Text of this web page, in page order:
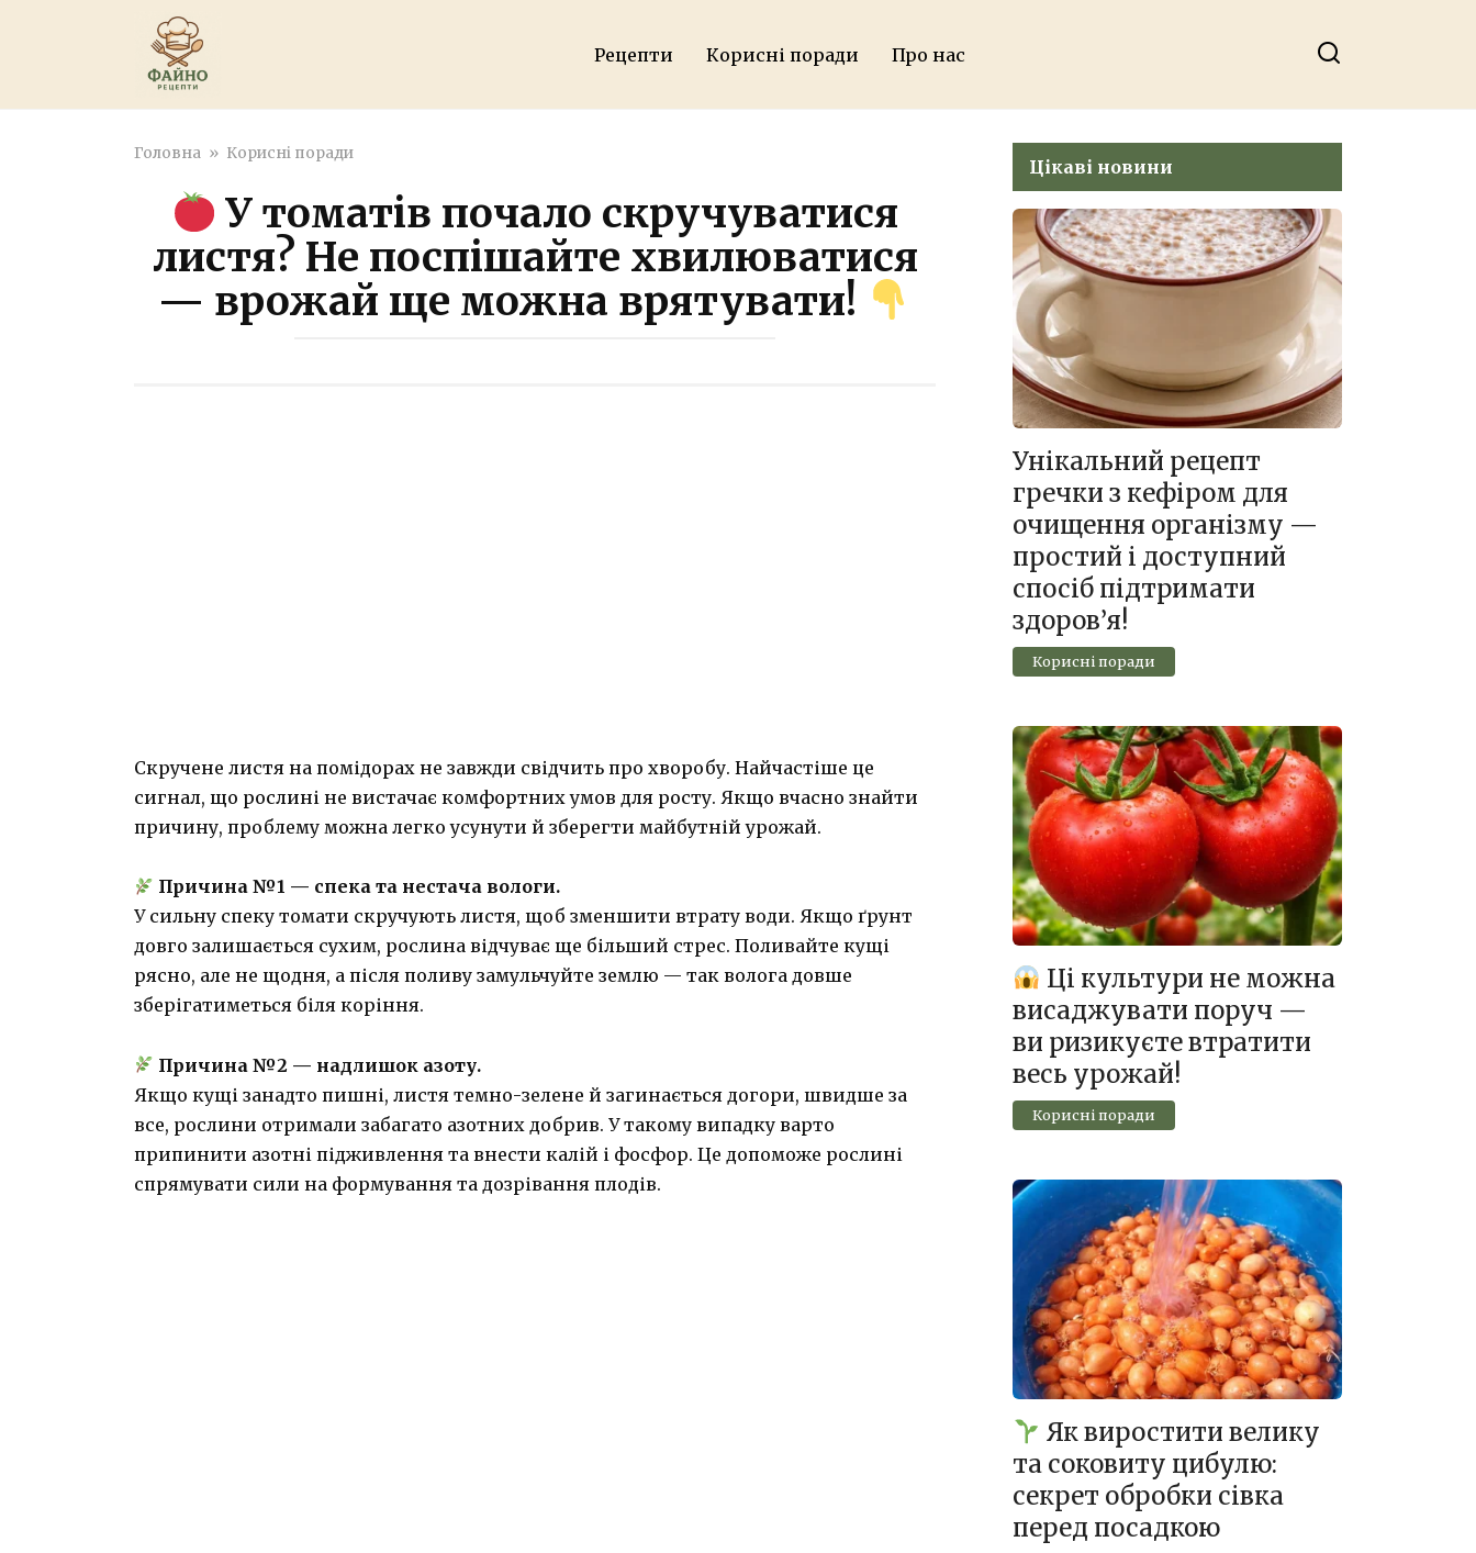
Рецепти Корисні поради Про нас
Головна » Корисні поради
У томатів почало скручуватися
листя? Не поспішайте хвилюватися
— врожай ще можна врятувати!
Скручене листя на помідорах не завжди свідчить про хворобу. Найчастіше це
сигнал, що рослині не вистачає комфортних умов для росту. Якщо вчасно знайти
причину, проблему можна легко усунути й зберегти майбутній урожай.
Причина №1 — спека та нестача вологи.
У сильну спеку томати скручують листя, щоб зменшити втрату води. Якщо ґрунт
довго залишається сухим, рослина відчуває ще більший стрес. Поливайте кущі
рясно, але не щодня, а після поливу замульчуйте землю — так волога довше
зберігатиметься біля коріння.
Причина №2 — надлишок азоту.
Якщо кущі занадто пишні, листя темно-зелене й загинається догори, швидше за
все, рослини отримали забагато азотних добрив. У такому випадку варто
припинити азотні підживлення та внести калій і фосфор. Це допоможе рослині
спрямувати сили на формування та дозрівання плодів.
Цікаві новини
Унікальний рецепт
гречки з кефіром для
очищення організму —
простий і доступний
спосіб підтримати
здоров’я!
Корисні поради
Ці культури не можна
висаджувати поруч —
ви ризикуєте втратити
весь урожай!
Корисні поради
Як виростити велику
та соковиту цибулю:
секрет обробки сівка
перед посадкою